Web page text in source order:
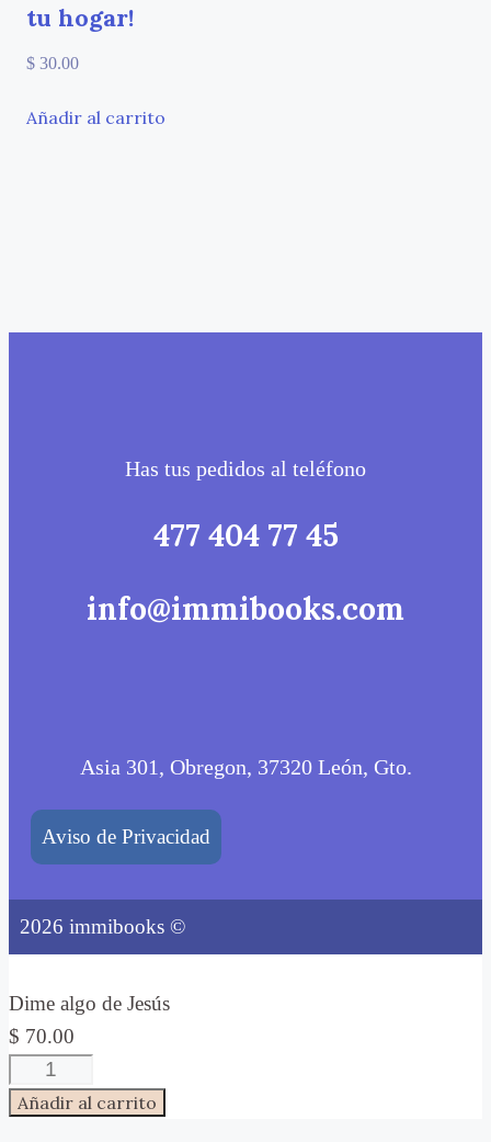
tu hogar!
$ 30.00
Añadir al carrito
Has tus pedidos al teléfono
477 404 77 45
info@immibooks.com
Asia 301, Obregon, 37320 León, Gto.
Aviso de Privacidad
2026 immibooks ©
Dime algo de Jesús
$ 70.00
Dime
algo
Añadir al carrito